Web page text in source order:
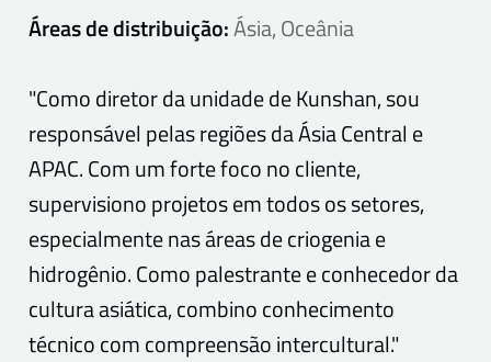
Áreas de distribuição:Ásia, Oceânia
"Como diretor da unidade de Kunshan, sou
responsável pelas regiões da Ásia Central e
APAC. Com um forte foco no cliente,
supervisiono projetos em todos os setores,
especialmente nas áreas de criogenia e
hidrogênio. Como palestrante e conhecedor da
cultura asiática, combino conhecimento
técnico com compreensão intercultural."